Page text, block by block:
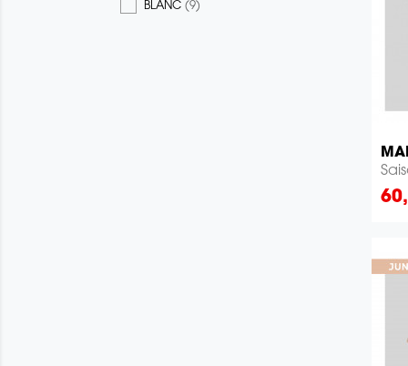
BLANC (9)